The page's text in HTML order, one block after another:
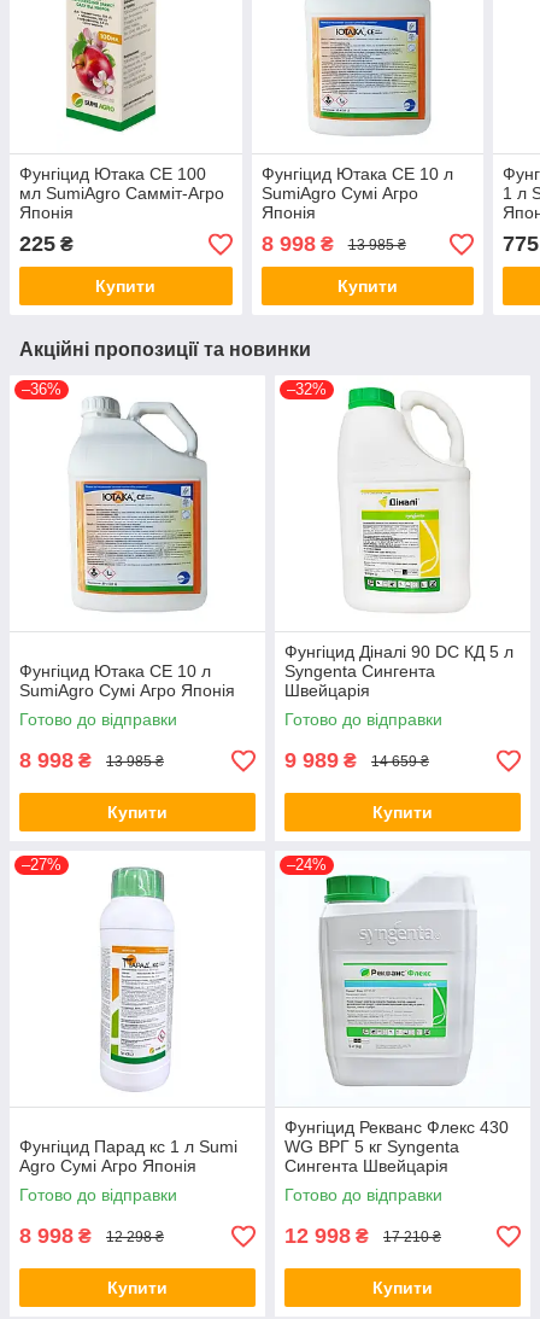
Фунгіцид Ютака СЕ 100
мл SumiAgro Самміт-Агро
Японія
225 ₴
Купити
Фунгіцид Ютака СЕ 10 л
SumiAgro Сумі Агро
Японія
8 998₴ 13 985 ₴
Купити
1 л
775
Акційні пропозиції та новинки
–36%
Фунгіцид Ютака СЕ 10 л
SumiAgro Сумі Агро Японія
Готово до відправки
8 998 ₴ 13 985 ₴
Купити
–32%
Фунгіцид Діналі 90 DC КД 5 л
Syngenta Сингента
Швейцарія
Готово до відправки
9 989 ₴ 14 659 ₴
Купити
–27%
Фунгіцид Парад кс 1 л Sumi
Agro Сумі Агро Японія
Готово до відправки
8 998 ₴ 12 298 ₴
Купити
–24%
Фунгіцид Рекванс Флекс 430
WG ВРГ 5 кг Syngenta
Сингента Швейцарія
Готово до відправки
12 998 ₴ 17 210 ₴
Купити